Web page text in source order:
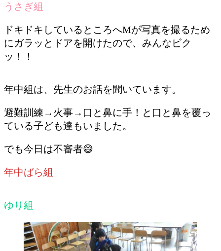
うさぎ組
ドキドキしているところへMが写真を撮るため
にガラッとドアを開けたので、みんなビク
ッ！！
年中組は、先生のお話を聞いています。
避難訓練→火事→口と鼻に手！と口と鼻を覆っ
ている子ども達もいました。
でも今日は不審者😅
年中ばら組
ゆり組